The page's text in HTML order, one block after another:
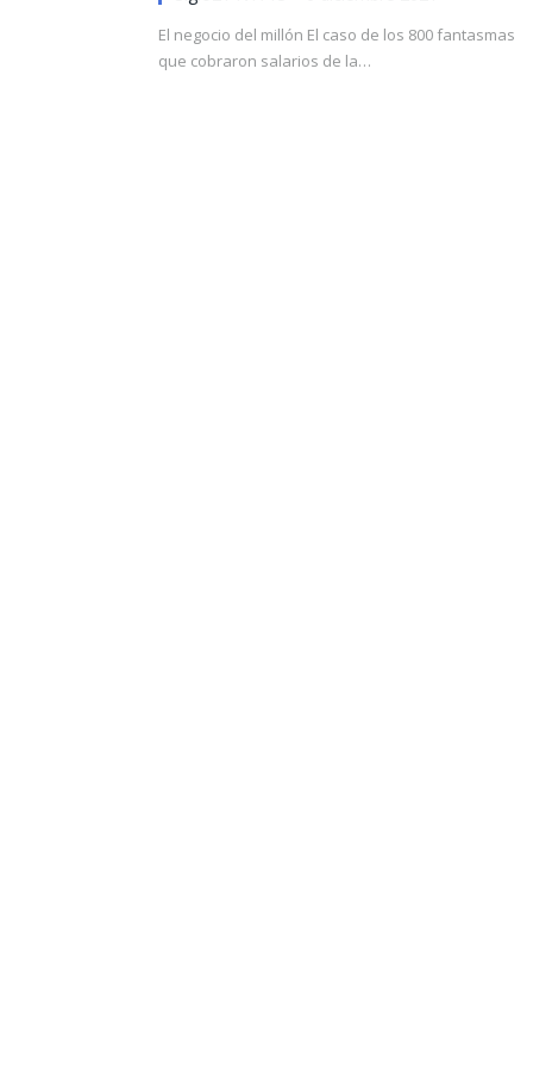
El negocio del millón El caso de los 800 fantasmas
que cobraron salarios de la…